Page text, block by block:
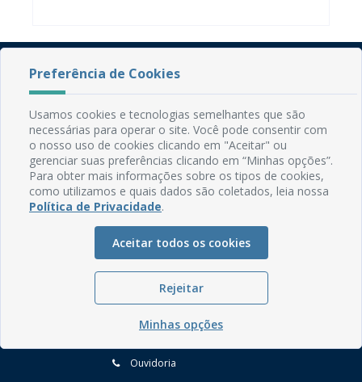
Rua do Imperador, 78, Centro
CEP: 58.280-000 - Mamanguape/PB
Fone: (83) 3292-2246
Email: comunicacao@mamanguape.pb.gov.br
Expediente: Segunda à Sexta, das 08h às 13h
Perguntas frequentes
Ouvidoria
Preferência de Cookies
Usamos cookies e tecnologias semelhantes que são
necessárias para operar o site. Você pode consentir com
o nosso uso de cookies clicando em "Aceitar" ou
gerenciar suas preferências clicando em “Minhas opções”.
Para obter mais informações sobre os tipos de cookies,
como utilizamos e quais dados são coletados, leia nossa
Política de Privacidade.
Aceitar todos os cookies
Rejeitar
Minhas opções